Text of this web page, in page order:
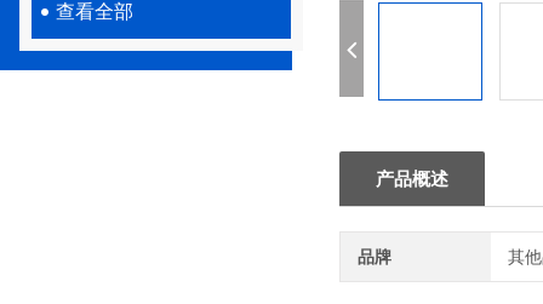
查看全部
产品概述
品牌 其